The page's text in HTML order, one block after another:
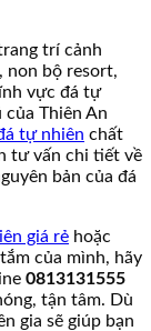
trí cảnh
non bộ resort,
vực đá tự
của Thiên An
tự nhiên chất
tư vấn chi tiết về
bản của đá
giá rẻ hoặc
của mình, hãy
0813131555
tận tâm. Dù
gia sẽ giúp bạn